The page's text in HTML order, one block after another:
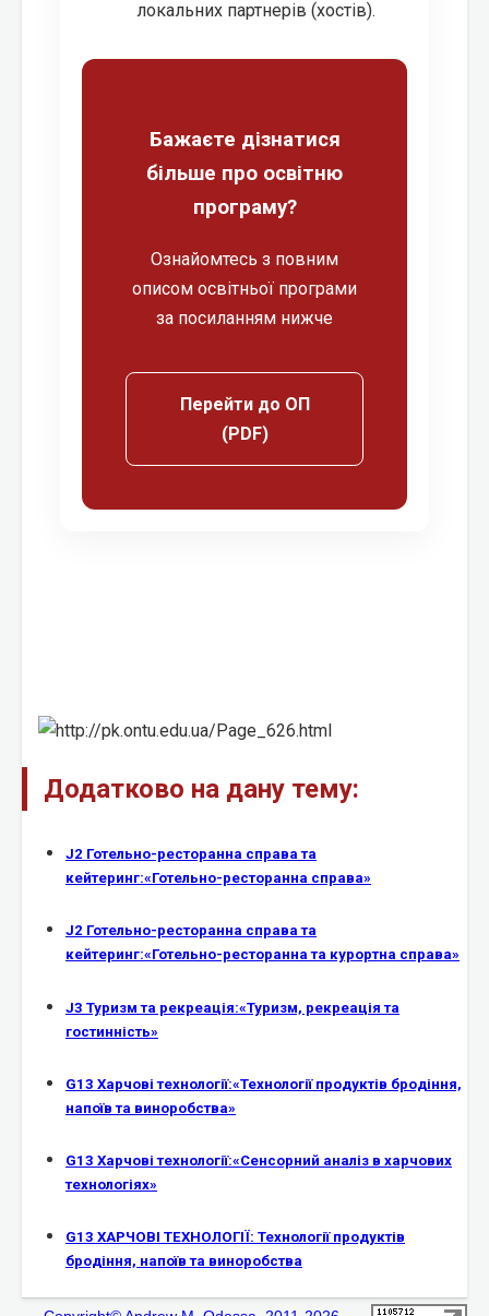
локальних партнерів (хостів).
Бажаєте дізнатися
більше про освітню
програму?
Ознайомтесь з повним
описом освітньої програми
за посиланням нижче
Перейти до ОП
(PDF)
Додатково на дану тему:
J2 Готельно-ресторанна справа та
кейтеринг:«Готельно-ресторанна справа»
J2 Готельно-ресторанна справа та
кейтеринг:«Готельно-ресторанна та курортна справа»
J3 Туризм та рекреація:«Туризм, рекреація та
гостинність»
G13 Харчові технології:«Технології продуктів бродіння,
напоїв та виноробства»
G13 Харчові технології:«Сенсорний аналіз в харчових
технологіях»
G13 ХАРЧОВІ ТЕХНОЛОГІЇ: Технології продуктів
бродіння, напоїв та виноробства